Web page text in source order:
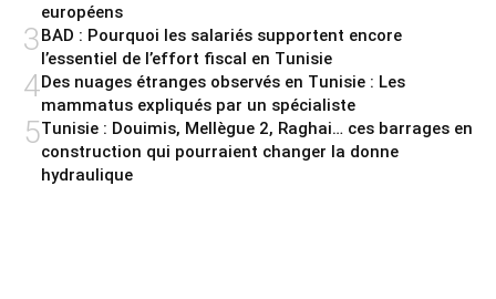
européens
3BAD : Pourquoi les salariés supportent encore
l’essentiel de l’effort fiscal en Tunisie
4Des nuages étranges observés en Tunisie : Les
mammatus expliqués par un spécialiste
5Tunisie : Douimis, Mellègue 2, Raghai… ces barrages en
construction qui pourraient changer la donne
hydraulique